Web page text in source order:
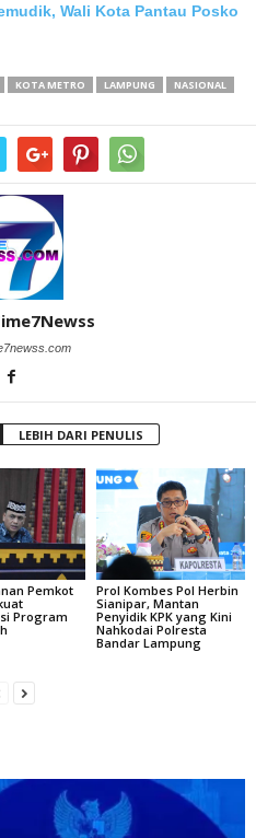
Wali Kota Pantau Posko
KOTA METRO LAMPUNG
NASIONAL
LEBIH DARI PENULIS
Pemkot
Program
Profil Kombes Pol Herbin
Sianipar, Mantan
Penyidik KPK yang Kini
Nahkodai Polresta
Bandar Lampung